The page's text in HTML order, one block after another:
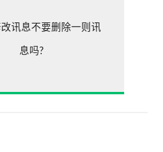
讯息不要删除一则讯
息吗?